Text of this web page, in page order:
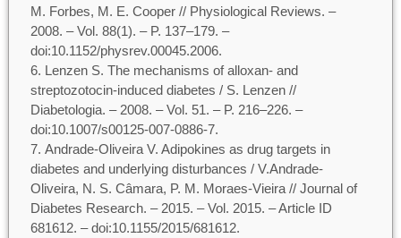
M. Forbes, M. E. Cooper // Physiological Reviews. –
2008. – Vol. 88(1). – P. 137–179. –
doi:10.1152/physrev.00045.2006.
Lenzen S. The mechanisms of alloxan- and
streptozotocin-induced diabetes / S. Lenzen //
Diabetologia. – 2008. – Vol. 51. – P. 216–226. –
doi:10.1007/s00125-007-0886-7.
Andrade-Oliveira V. Adipokines as drug targets in
diabetes and underlying disturbances / V.Andrade-
Oliveira, N. S. Câmara, P. M. Moraes-Vieira // Journal of
Diabetes Research. – 2015. – Vol. 2015. – Article ID
681612. – doi:10.1155/2015/681612.